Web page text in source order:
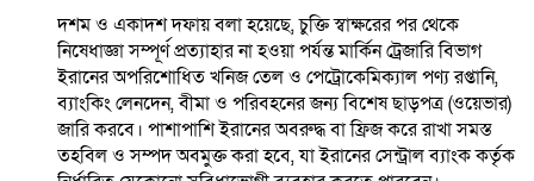
দশম ও একাদশ দফায় বলা হয়েছে, চুক্তি স্বাক্ষরের পর থেকে
নিষেধাজ্ঞা সম্পূর্ণ প্রত্যাহার না হওয়া পর্যন্ত মার্কিন ট্রেজারি বিভাগ
ইরানের অপরিশোধিত খনিজ তেল ও পেট্রোকেমিক্যাল পণ্য রপ্তানি,
ব্যাংকিং লেনদেন, বীমা ও পরিবহনের জন্য বিশেষ ছাড়পত্র (ওয়েভার)
জারি করবে। পাশাপাশি ইরানের অবরুদ্ধ বা ফ্রিজ করে রাখা সমস্ত
তহবিল ও সম্পদ অবমুক্ত করা হবে, যা ইরানের সেন্ট্রাল ব্যাংক কর্তৃক